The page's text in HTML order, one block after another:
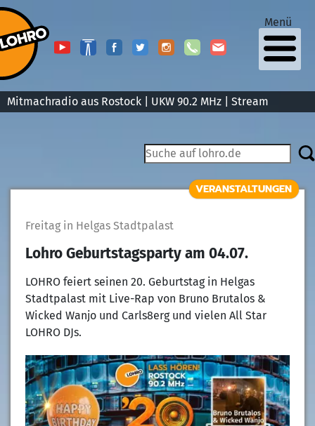
Mitmachradio aus Rostock | UKW 90.2 MHz | Stream
Menü
VERANSTALTUNGEN
Freitag in Helgas Stadtpalast
Lohro Geburtstagsparty am 04.07.
LOHRO feiert seinen 20. Geburtstag in Helgas
Stadtpalast mit Live-Rap von Bruno Brutalos &
Wicked Wanjo und Carls8erg und vielen All Star
LOHRO DJs.